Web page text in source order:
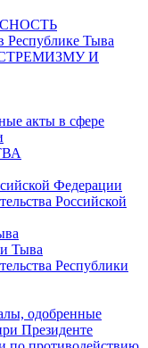
Республике Тыва
И
акты в сфере
Федерации
Российской
Тыва
Республики
одобренные
Президенте